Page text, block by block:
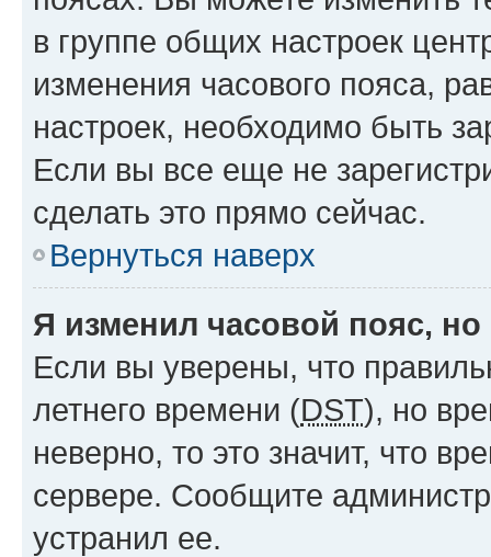
в группе общих настроек
изменения часового пояса,
настроек, необходимо быть
Если вы все еще не
сделать это прямо сейчас.
Вернуться наверх
Я изменил часовой пояс,
Если вы уверены, что
летнего времени (DST), но
неверно, то это значит, что
сервере. Сообщите
устранил ее.